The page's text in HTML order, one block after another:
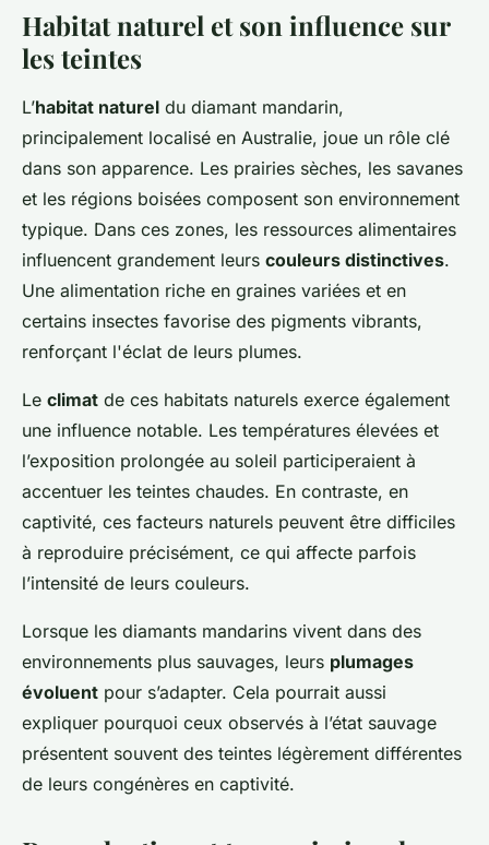
Habitat naturel et son influence sur
les teintes
L’habitat naturel du diamant mandarin,
principalement localisé en Australie, joue un rôle clé
dans son apparence. Les prairies sèches, les savanes
et les régions boisées composent son environnement
typique. Dans ces zones, les ressources alimentaires
influencent grandement leurs couleurs distinctives.
Une alimentation riche en graines variées et en
certains insectes favorise des pigments vibrants,
renforçant l'éclat de leurs plumes.
Le climat de ces habitats naturels exerce également
une influence notable. Les températures élevées et
l’exposition prolongée au soleil participeraient à
accentuer les teintes chaudes. En contraste, en
captivité, ces facteurs naturels peuvent être difficiles
à reproduire précisément, ce qui affecte parfois
l’intensité de leurs couleurs.
Lorsque les diamants mandarins vivent dans des
environnements plus sauvages, leurs plumages
évoluent pour s’adapter. Cela pourrait aussi
expliquer pourquoi ceux observés à l’état sauvage
présentent souvent des teintes légèrement différentes
de leurs congénères en captivité.